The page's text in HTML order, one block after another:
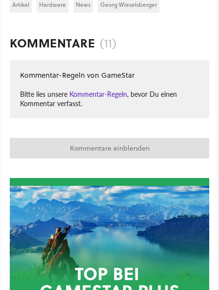
Artikel Hardware News Georg Wieselsberger
KOMMENTARE (11)
Kommentar-Regeln von GameStar
Bitte lies unsere Kommentar-Regeln, bevor Du einen
Kommentar verfasst.
Kommentare einblenden